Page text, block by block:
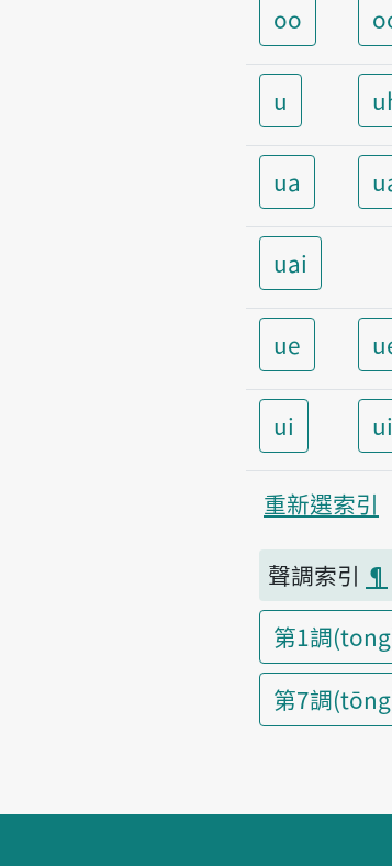
oo
u
ua
uai
ue
ui
重新選索引
聲調索引 ¶
第1調
第7調